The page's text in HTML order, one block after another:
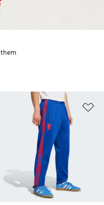
à la Liste de produits